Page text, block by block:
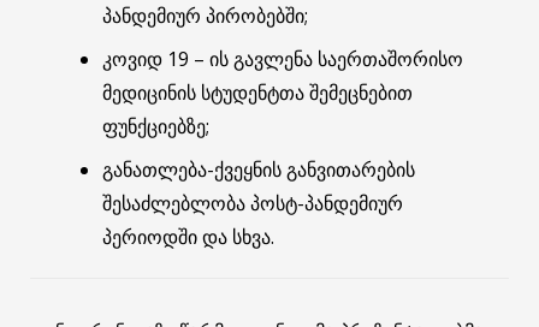
პანდემიურ პირობებში;
კოვიდ 19 – ის გავლენა საერთაშორისო
მედიცინის სტუდენტთა შემეცნებით
ფუნქციებზე;
განათლება-ქვეყნის განვითარების
შესაძლებლობა პოსტ-პანდემიურ
პერიოდში და სხვა.